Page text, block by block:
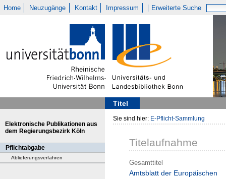
Home Neuzugänge Kontakt Impressum Erweiterte Suche
Titel
Elektronische Publikationen aus
dem Regierungsbezirk Köln
Pflichtabgabe
Ablieferungsverfahren
Sie sind hier: E-Pflicht-Sammlung
Titelaufnahme
Gesamttitel
Amtsblatt der Europäischen